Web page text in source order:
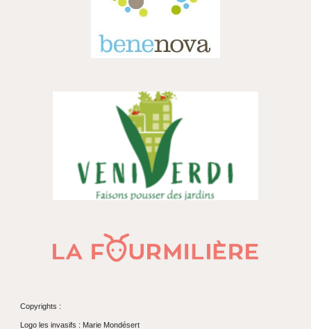
Copyrights :
Logo les invasifs : Marie Mondésert